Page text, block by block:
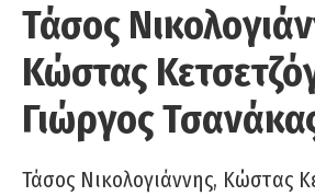
Τάσος
Κώστας
Γιώργος
Τάσος Νικολογιάννης, Κώστας